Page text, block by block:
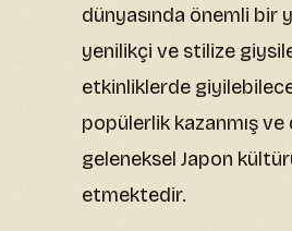
dünyasında önemli bir
yenilikçi ve stilize
etkinliklerde
popülerlik kazanmış
geleneksel Japon
etmektedir.